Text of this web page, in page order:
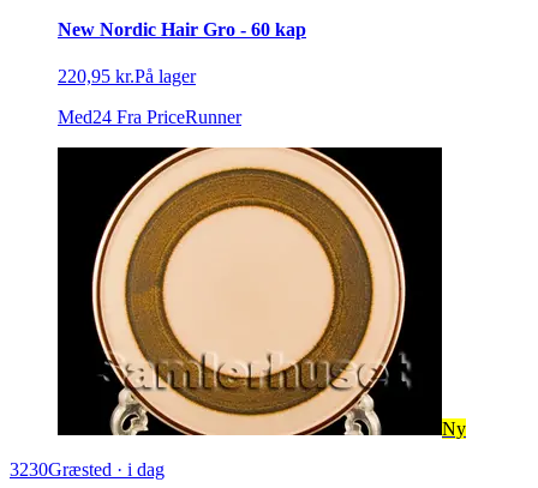
New Nordic Hair Gro - 60 kap
220,95 kr.På lager
Med24 Fra PriceRunner
Ny
3230Græsted · i dag